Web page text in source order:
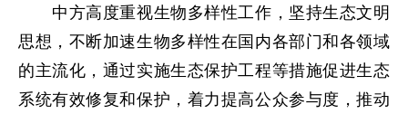
中方高度重视生物多样性工作，坚持生态文明
思想，不断加速生物多样性在国内各部门和各领域
的主流化，通过实施生态保护工程等措施促进生态
系统有效修复和保护，着力提高公众参与度，推动